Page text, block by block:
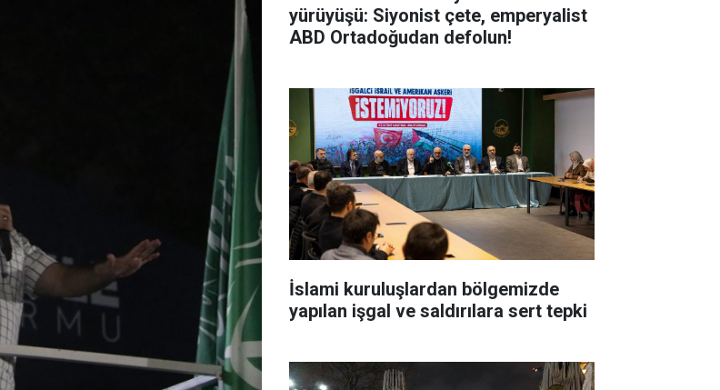
yürüyüşü: Siyonist çete, emperyalist
ABD Ortadoğudan defolun!
İslami kuruluşlardan bölgemizde
yapılan işgal ve saldırılara sert tepki